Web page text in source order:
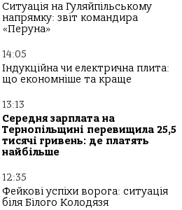
Ситуація на Гуляйпільському
напрямку: звіт командира
«Перуна»
14:05
Індукційна чи електрична плита:
що економніше та краще
13:13
Середня зарплата на
Тернопільщині перевищила 25,5
тисячі гривень: де платять
найбільше
12:35
Фейкові успіхи ворога: ситуація
біля Білого Колодязя